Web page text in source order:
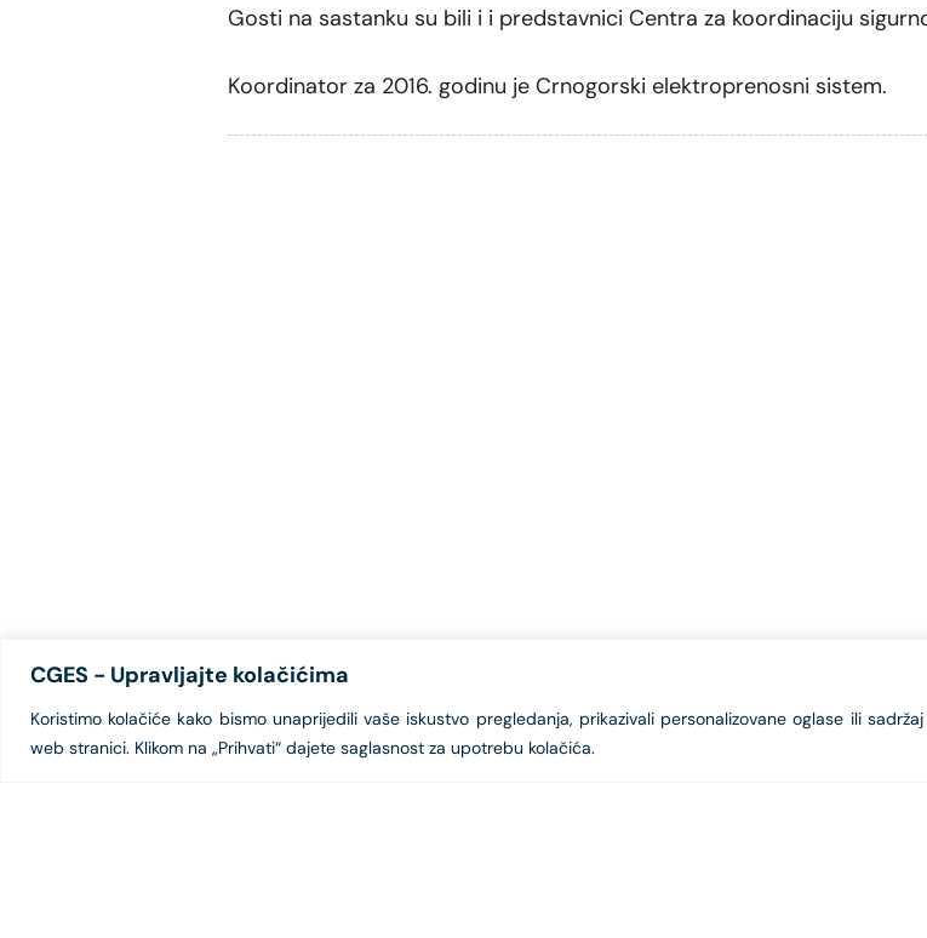
CGES - Upravljajte kolačićima
Koristimo kolačiće kako bismo unaprijedili vaše iskustvo pregledanja, prikazivali personalizovane oglase ili
web stranici. Klikom na „Prihvati“ dajete saglasnost za upotrebu kolačića.
Gosti na sastanku su bili i i predstavnici Centra za koordinaciju
Koordinator za 2016. godinu je Crnogorski elektroprenosni sistem.